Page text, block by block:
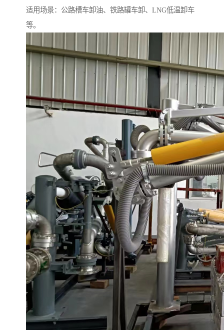
适用场景：公路槽车卸油、铁路罐车卸、LNG低温卸车
等。